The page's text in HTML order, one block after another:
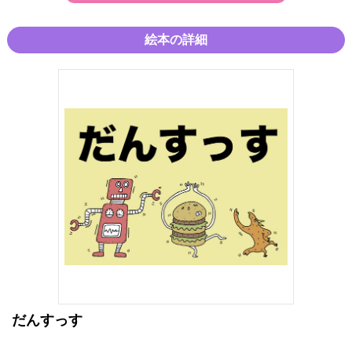
絵本の詳細
だんすっす